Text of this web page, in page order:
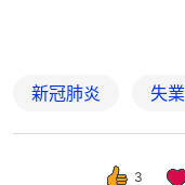
新冠肺炎 失
3